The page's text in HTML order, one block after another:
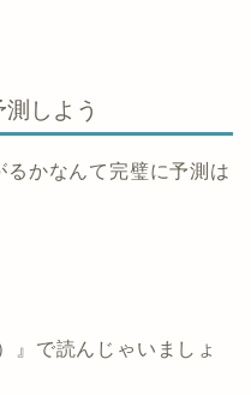
しよう
かなんて完璧に予測は
』で読んじゃいましょ